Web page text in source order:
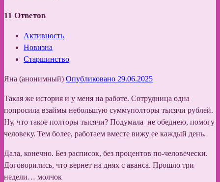
11 Ответов
Активность
Новизна
Старшинство
Яна (анонимный) Опубликовано 29.06.2025
Такая же история и у меня на работе. Сотрудница одна
попросила взаймы небольшую суммуполторы тысячи рублей.
Ну, что такое полторы тысячи? Подумала не обеднею, помогу
человеку. Тем более, работаем вместе вижу ее каждый день.
Дала, конечно. Без расписок, без процентов по-человечески.
Договорились, что вернет на днях с аванса. Прошло три
недели… молчок